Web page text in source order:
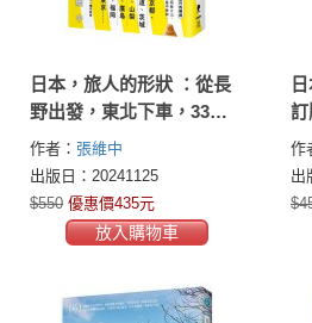
日本，旅人的形狀 ：從長
野出發，東北下車，33種
日本在地人的自遊之道
作者： 張維中
出版日：20241125
$550 優惠價435元
放入購物車
訂
作
出